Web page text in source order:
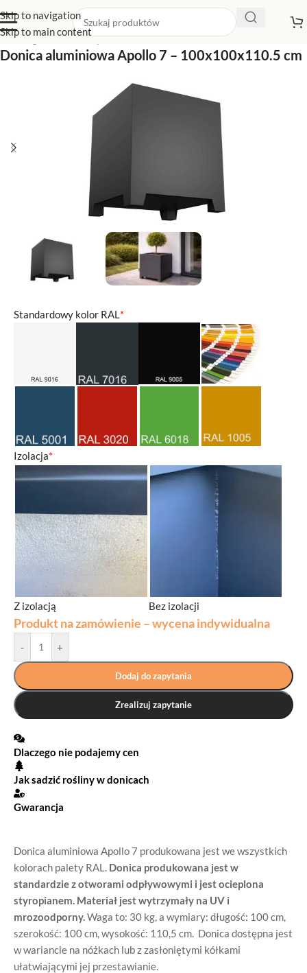
Skip to navigation
Skip to main content
Strona główna/Sklep z donicami/Donice na nóżkach
Donica aluminiowa Apollo 7 – 100x100x110.5 cm
Donica aluminiowa Apollo 7 produkowana jest we wszystkich
kolorach palety RAL. Donica produkowana jest w
standardzie z otworami odpływowymi i jest ocieplona
styropianem. Materiał jest wytrzymały na UV i
mrozoodporny.Waga to: 30 kg, a wymiary: długość: 100 cm,
szerokość: 100 cm, wysokość: 110,5 cm. Donica dostępna jest
w wariancie na nóżkach lub z zasłoniętymi kółkami
ułatwiającymi jej przestawianie.
*
Standardowy kolor RAL
*
Izolacja
Z izolacją Bez izolacji
Produkt na zamówienie – wycena indywidualna
- +
Dodaj do zapytania
Zrealizuj zapytanie
Dlaczego nie podajemy cen
Jak sadzić rośliny w donicach
Gwarancja